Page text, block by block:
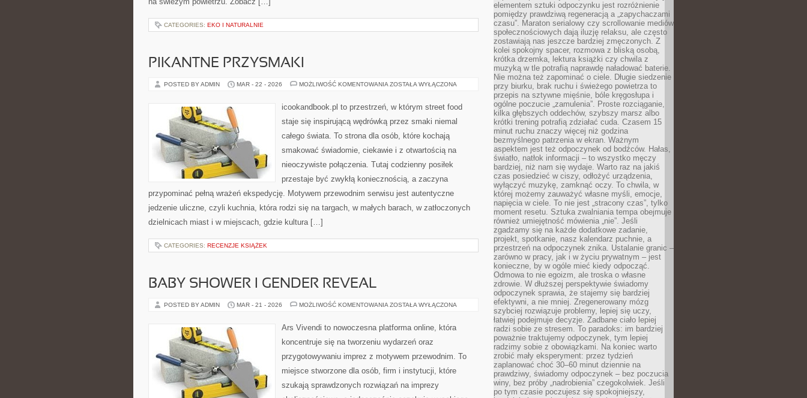
CATEGORIES: EKO I NATURALNIE
PIKANTNE PRZYSMAKI
POSTED BY ADMIN MAR - 22 - 2026 MOŻLIWOŚĆ KOMENTOWANIA PIKANTNE
ZOSTAŁA WYŁĄCZONA
icookandbook.pl to przestrzeń, w którym street food
staje się inspirującą wędrówką przez smaki niemal
całego świata. To strona dla osób, które kochają
smakować świadomie, ciekawie i z otwartością na
nieoczywiste połączenia. Tutaj codzienny posiłek
przestaje być zwykłą koniecznością, a zaczyna
przypominać pełną wrażeń ekspedycję. Motywem przewodnim serwisu jest autentyczne
jedzenie uliczne, czyli kuchnia, która rodzi się na targach, w małych barach, w zatłoczonych
dzielnicach miast i w miejscach, gdzie kultura […]
CATEGORIES: RECENZJE KSIĄŻEK
BABY SHOWER I GENDER REVEAL
POSTED BY ADMIN MAR - 21 - 2026 MOŻLIWOŚĆ KOMENTOWANIA BABY
GENDER
REVEAL
ZOSTAŁA WYŁĄCZONA
Ars Vivendi to nowoczesna platforma online, która
koncentruje się na tworzeniu wydarzeń oraz
przygotowywaniu imprez z motywem przewodnim. To
miejsce stworzone dla osób, firm i instytucji, które
szukają sprawdzonych rozwiązań na imprezy
elementem sztuki odpoczynku jest rozróżnienie
pomiędzy prawdziwą regeneracją a „zapychaczami
czasu”. Maraton serialowy czy scrollowanie mediów
społecznościowych dają iluzję relaksu, ale często
zostawiają nas jeszcze bardziej zmęczonych. Z
kolei spokojny spacer, rozmowa z bliską osobą,
krótka drzemka, lektura książki czy chwila z
muzyką w tle potrafią naprawdę naładować baterie.
Nie można też zapominać o ciele. Długie siedzenie
przy biurku, brak ruchu i świeżego powietrza to
przepis na sztywne mięśnie, bóle kręgosłupa i
ogólne poczucie „zamulenia”. Proste rozciąganie,
kilka głębszych oddechów, szybszy marsz albo
krótki trening potrafią zdziałać cuda. Czasem 15
minut ruchu znaczy więcej niż godzina
bezmyślnego patrzenia w ekran. Ważnym
aspektem jest też odpoczynek od bodźców. Hałas,
światło, natłok informacji – to wszystko męczy
bardziej, niż nam się wydaje. Warto raz na jakiś
czas posiedzieć w ciszy, odłożyć urządzenia,
wyłączyć muzykę, zamknąć oczy. To chwila, w
której możemy zauważyć własne myśli, emocje,
napięcia w ciele. To nie jest „stracony czas”, tylko
moment resetu. Sztuka zwalniania tempa obejmuje
również umiejętność mówienia „nie”. Jeśli
zgadzamy się na każde dodatkowe zadanie,
projekt, spotkanie, nasz kalendarz puchnie, a
przestrzeń na odpoczynek znika. Ustalanie granic –
zarówno w pracy, jak i w życiu prywatnym – jest
konieczne, by w ogóle mieć kiedy odpocząć.
Odmowa to nie egoizm, ale troska o własne
zdrowie. W dłuższej perspektywie świadomy
odpoczynek sprawia, że stajemy się bardziej
efektywni, a nie mniej. Zregenerowany mózg
szybciej rozwiązuje problemy, lepiej się uczy,
łatwiej podejmuje decyzje. Zadbane ciało lepiej
radzi sobie ze stresem. To paradoks: im bardziej
poważnie traktujemy odpoczynek, tym lepiej
radzimy sobie z obowiązkami. Na koniec warto
zrobić mały eksperyment: przez tydzień
zaplanować choć 30–60 minut dziennie na
prawdziwy, świadomy odpoczynek – bez poczucia
winy, bez próby „nadrobienia” czegokolwiek. Jeśli
po tym czasie poczujesz się spokojniejszy,